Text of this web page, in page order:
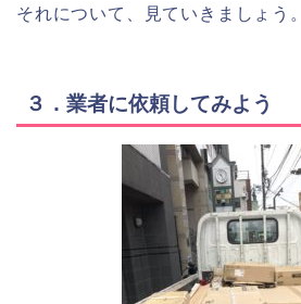
それについて、見ていきましょう。
３．業者に依頼してみよう